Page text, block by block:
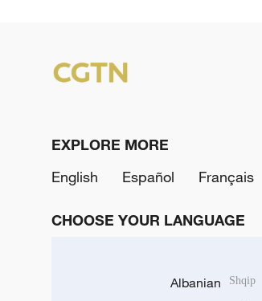
EXPLORE MORE
English
Español Français
CHOOSE YOUR LANGUAGE
Albanian Shqip